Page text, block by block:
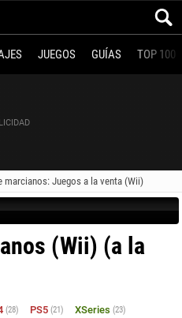
JUEGOS GUÍAS TOP 100
marcianos: Juegos a la venta (Wii)
(Wii) (a la
(28) PS5 (21) XSeries (23)